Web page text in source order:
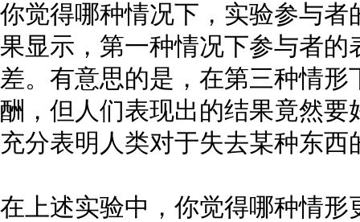
你觉得哪种情况下，实验参与
果显示，第一种情况下参与者
差。有意思的是，在第三种情
酬，但人们表现出的结果竟然
充分表明人类对于失去某种东西
在上述实验中，你觉得哪种情